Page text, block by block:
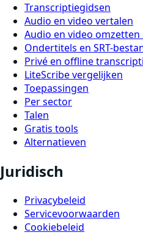
Transcriptiegidsen
Audio en video vertalen
Audio en video
Ondertitels en SRT-
Privé en offline
LiteScribe vergelijken
Toepassingen
Per sector
Talen
Gratis tools
Alternatieven
Juridisch
Privacybeleid
Servicevoorwaarden
Cookiebeleid